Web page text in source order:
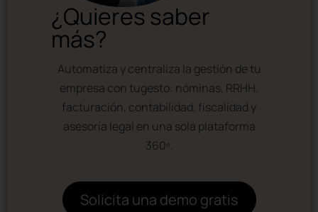
¿Quieres saber
más?
Automatiza y centraliza la gestión de tu
empresa con tugesto: nóminas, RRHH,
facturación, contabilidad, fiscalidad y
asesoría legal en una sola plataforma
360º.
Solicita una demo gratis